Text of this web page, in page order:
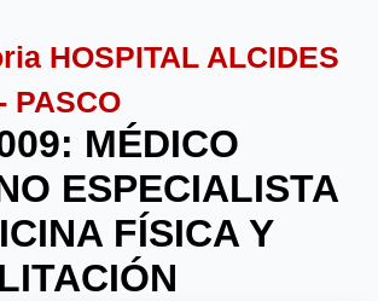
HOSPITAL ALCIDES
PASCO
MÉDICO
ESPECIALISTA
FÍSICA Y